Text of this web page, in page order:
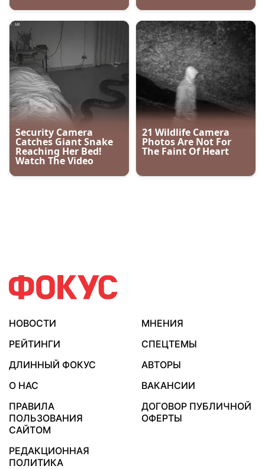
НОВОСТИ
МНЕНИЯ
РЕЙТИНГИ
СПЕЦТЕМЫ
ДЛИННЫЙ ФОКУС
АВТОРЫ
О НАС
ВАКАНСИИ
ПРАВИЛА
ПОЛЬЗОВАНИЯ
САЙТОМ
ДОГОВОР ПУБЛИЧНОЙ
ОФЕРТЫ
РЕДАКЦИОННАЯ
ПОЛИТИКА